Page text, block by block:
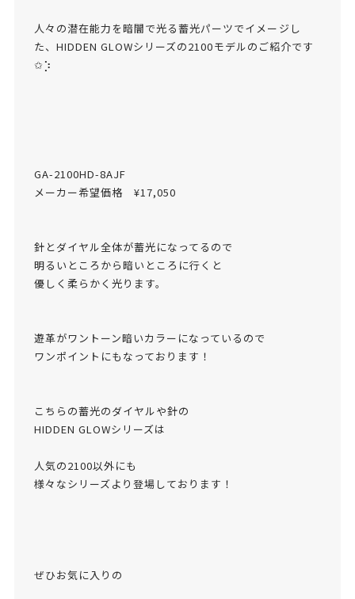
人々の潜在能力を暗闇で光る蓄光パーツでイメージし
た、HIDDEN GLOWシリーズの2100モデルのご紹介です
✩︎⡱
GA-2100HD-8AJF
メーカー希望価格 ¥17,050
針とダイヤル全体が蓄光になってるので
明るいところから暗いところに行くと
優しく柔らかく光ります。
遊革がワントーン暗いカラーになっているので
ワンポイントにもなっております！
こちらの蓄光のダイヤルや針の
HIDDEN GLOWシリーズは
人気の2100以外にも
様々なシリーズより登場しております！
ぜひお気に入りの